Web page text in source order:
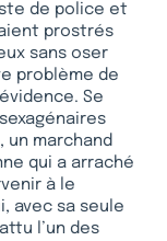
de police et
prostrés
sans oser
problème de
Se
un marchand
qui a arraché
à le
avec sa seule
l’un des